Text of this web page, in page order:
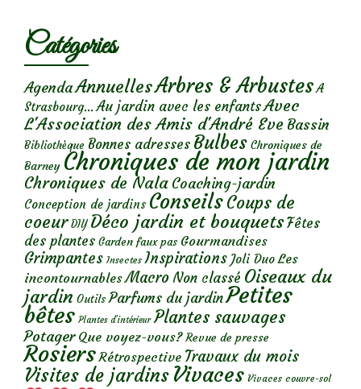
Catégories
AgendaAnnuellesArbres & Arbustes A
Strasbourg... Au jardin avec les enfantsAvec
L'Association des Amis d'André Eve Bassin
Bibliothèque Bonnes adresses Bulbes Chroniques de
Barney Chroniques de mon jardin
Chroniques de Nala Coaching-jardin
Conception de jardins ConseilsCoups de
coeur DIY Déco jardin et bouquetsFêtes
des plantes Garden faux pas Gourmandises
Grimpantes Insectes Inspirations Joli Duo Les
incontournables Macro Non classé Oiseaux du
jardin Outils Parfums du jardinPetites
bêtes Plantes d’intérieur Plantes sauvages
Potager Que voyez-vous? Revue de presse
Rosiers Rétrospective Travaux du mois
Visites de jardins Vivaces Vivaces couvre-sol